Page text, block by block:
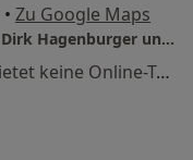
• Zu Google Maps
Hausarztpraxis Ruwertal Dr.med. Dirk Hagenburger und Christian Kühn
Dieser Arzt bzw. diese Ärztin bietet keine Online-Terminbuchung an diesem Standort an.